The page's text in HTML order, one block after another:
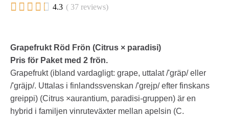
     4.3 ( 37 reviews)
Grapefrukt Röd Frön (Citrus × paradisi)
Pris för Paket med 2 frön.
Grapefrukt (ibland vardagligt: grape, uttalat /'gräp/ eller
/'gräjp/. Uttalas i finlandssvenskan /'grejp/ efter finskans
greippi) (Citrus ×aurantium, paradisi-gruppen) är en
hybrid i familjen vinruteväxter mellan apelsin (C.